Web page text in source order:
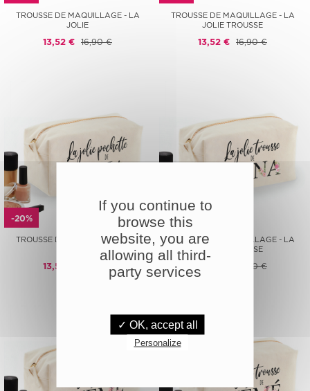
TROUSSE DE MAQUILLAGE - LA
JOLIE
13,52 € 16,90 €
TROUSSE DE MAQUILLAGE - LA
JOLIE TROUSSE
13,52 € 16,90 €
-20%
TROUSSE DE MAQUILLAGE - LA
13,52 €
-20%
TROUSSE DE MAQUILLAGE - LA
JOLIE TROUSSE
16,90 €
If you continue to
browse this
website, you are
allowing all third-
party services
✓ OK, accept all
Personalize